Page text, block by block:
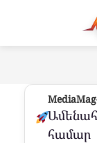
Перейти
контенту
համար